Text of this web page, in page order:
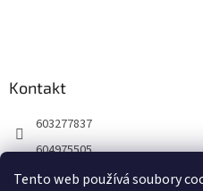
Tento web používá soubory
Kontakt
603277837
604975505
https://www.facebook.com/